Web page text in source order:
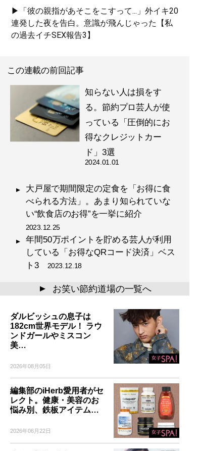
▶「彼の親指があそこをこすって...」外イキ20
連発した夜を告白。意識が飛んじゃった【私
の過去イチSEX報告3】
この連載の前回記事
知らない人は損をす
る。節約プロ芸人が使
っている「圧倒的にお
得なクレジットカー
ド」3選
2024.01.01
大戸屋で期間限定の定食を「お得に食
べられる方法」。あまり知られていな
い“飲食店のお得”を一挙に紹介
2023.12.25
年間50万ポイントを貯める芸人が利用
している「お得なQRコード決済」ベス
ト3 2023.12.18
▲ お笑い節約道場の一覧へ
ダルビッシュの息子は
182cm世界モデル！ ラウ
ンドガールやミスコン
美…
2026年08月05日
編集部のiHerb愛用者がセ
レクト。健康・美容のお
悩み別、鉄板アイテム…
2026年06月22日